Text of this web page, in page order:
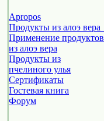
Apropos
Продукты из алоэ вера
Применение продуктов
из алоэ вера
Продукты из
пчелиного улья
Cертификаты
Гостевая книга
Форум